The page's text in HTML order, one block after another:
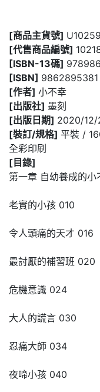
[商品主貨號]
[代售商品編號]
[ISBN-13碼]
[ISBN] 9862895381
[作者] 小不幸
[出版社] 墨刻
[出版日期] 2020/12/
[裝訂/規格] 平裝 /
全彩印刷
[目錄]
第一章 自幼養成的小
老實的小孩 010
令人頭痛的天才 016
最討厭的補習班 020
危機意識 024
大人的謊言 030
忍痛大師 034
夜啼小孩 040